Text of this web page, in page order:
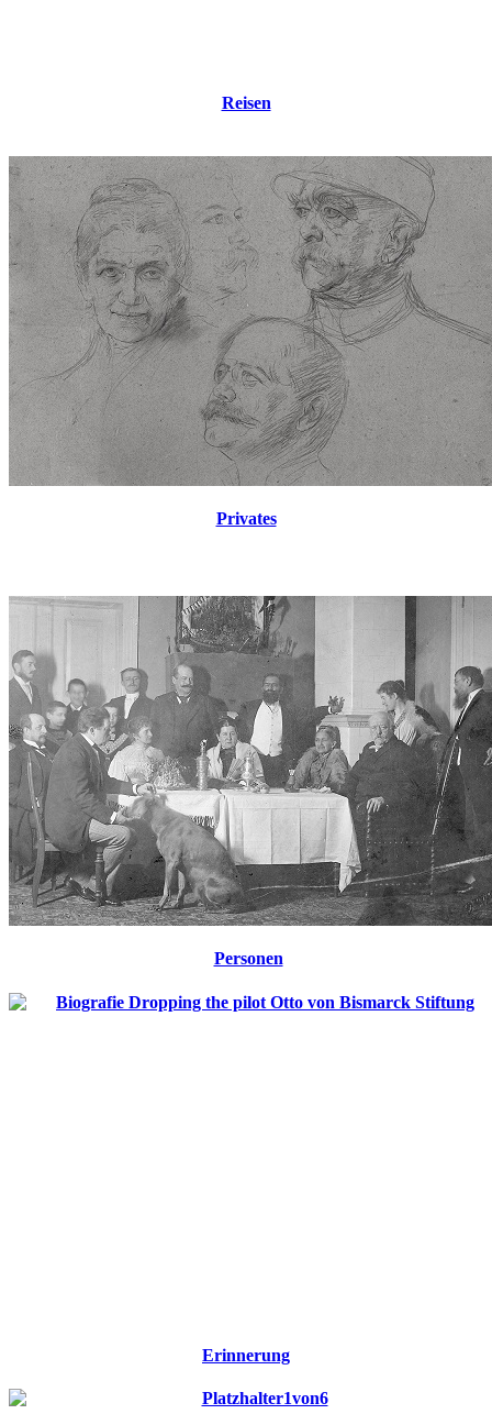
Reisen
Privates
Personen
Erinnerung